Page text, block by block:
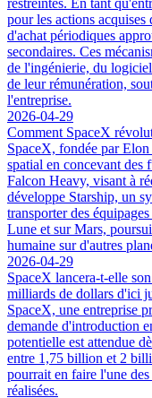
pour les actions acquises
d'achat périodiques
secondaires. Ces
de l'ingénierie, du
de leur rémunération,
l'entreprise.
2026-04-29
Comment SpaceX
SpaceX, fondée par
spatial en concevant des
Falcon Heavy, visant à
développe Starship, un
transporter des
Lune et sur Mars,
humaine sur d'autres
2026-04-29
SpaceX lancera-t-elle
milliards de dollars d'ici
SpaceX, une entreprise
demande d'introduction
potentielle est attendue
entre 1,75 billion et 2
pourrait en faire l'une
réalisées.